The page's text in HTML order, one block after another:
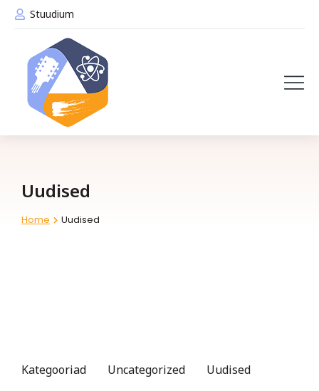
Stuudium
Uudised
You are here:
Home Uudised
Kategooriad Uncategorized
Uudised